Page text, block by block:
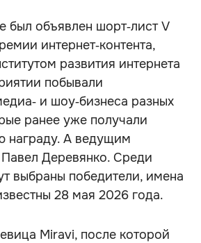
был объявлен шорт‑лист V
интернет‑контента,
развития интернета
побывали
и шоу‑бизнеса разных
ранее уже получали
награду. А ведущим
Деревянко. Среди
выбраны победители, имена
28 мая 2026 года.
Miravi, после которой